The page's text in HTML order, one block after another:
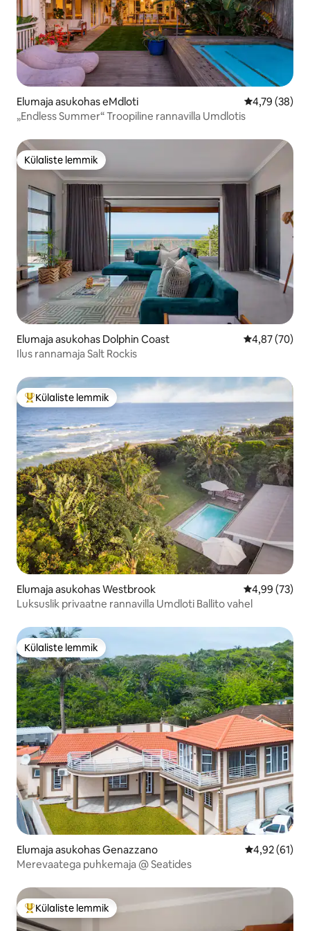
Elumaja asukohas eMdloti Keskmine
4,79 (38)
„Endless Summer“ Troopiline rannavilla Umdlotis
Külaliste lemmik
Külaliste lemmik
Elumaja asukohas Dolphin Coast Keskmine
4,87 (70)
Ilus rannamaja Salt Rockis
Külaliste suur lemmik
Külaliste lemmik
Elumaja asukohas Westbrook Keskmine
4,99 (73)
Luksuslik privaatne rannavilla Umdloti Ballito vahel
Külaliste lemmik
Külaliste lemmik
Elumaja asukohas Genazzano Keskmine
4,92 (61)
Merevaatega puhkemaja @ Seatides
Külaliste suur lemmik
Külaliste lemmik